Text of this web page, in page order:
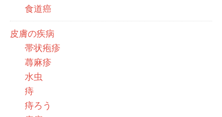
食道癌
皮膚の疾病
帯状疱疹
蕁麻疹
水虫
痔
痔ろう